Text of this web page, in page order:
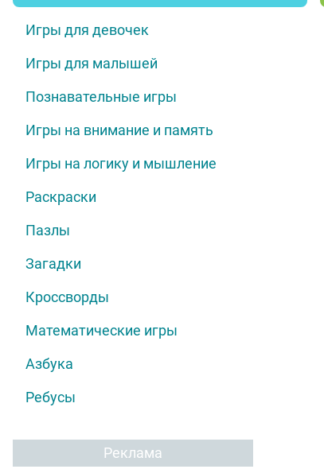
Игры для девочек
Игры для малышей
Познавательные игры
Игры на внимание и память
Игры на логику и мышление
Раскраски
Пазлы
Загадки
Кроссворды
Математические игры
Азбука
Ребусы
Реклама